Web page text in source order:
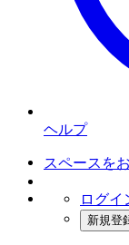
ヘルプ
スペースを
ログイ
新規登